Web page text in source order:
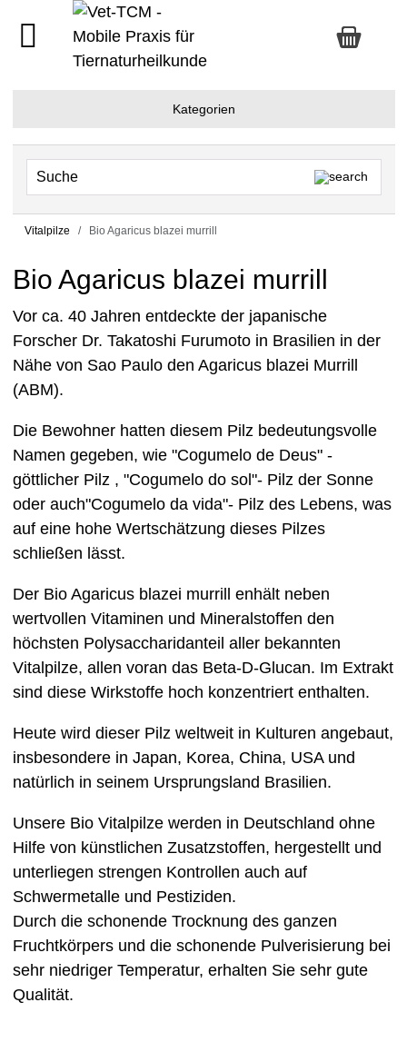
Kategorien
Vitalpilze Bio Agaricus blazei murrill
Bio Agaricus blazei murrill
Vor ca. 40 Jahren entdeckte der japanische
Forscher Dr. Takatoshi Furumoto in Brasilien in der
Nähe von Sao Paulo den Agaricus blazei Murrill
(ABM).
Die Bewohner hatten diesem Pilz bedeutungsvolle
Namen gegeben, wie "Cogumelo de Deus" -
göttlicher Pilz , "Cogumelo do sol"- Pilz der Sonne
oder auch"Cogumelo da vida"- Pilz des Lebens, was
auf eine hohe Wertschätzung dieses Pilzes
schließen lässt.
Der Bio Agaricus blazei murrill enhält neben
wertvollen Vitaminen und Mineralstoffen den
höchsten Polysaccharidanteil aller bekannten
Vitalpilze, allen voran das Beta-D-Glucan. Im Extrakt
sind diese Wirkstoffe hoch konzentriert enthalten.
Heute wird dieser Pilz weltweit in Kulturen angebaut,
insbesondere in Japan, Korea, China, USA und
natürlich in seinem Ursprungsland Brasilien.
Unsere Bio Vitalpilze werden in Deutschland ohne
Hilfe von künstlichen Zusatzstoffen, hergestellt und
unterliegen strengen Kontrollen auch auf
Schwermetalle und Pestiziden.
Durch die schonende Trocknung des ganzen
Fruchtkörpers und die schonende Pulverisierung bei
sehr niedriger Temperatur, erhalten Sie sehr gute
Qualität.